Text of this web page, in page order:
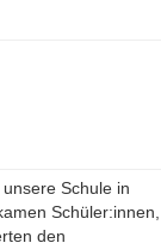
Schule in
Schüler:innen,
den